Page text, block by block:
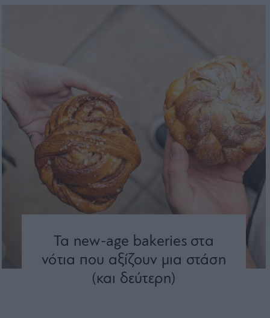
Τα new-age bakeries στα
νότια που αξίζουν μια στάση
(και δεύτερη)